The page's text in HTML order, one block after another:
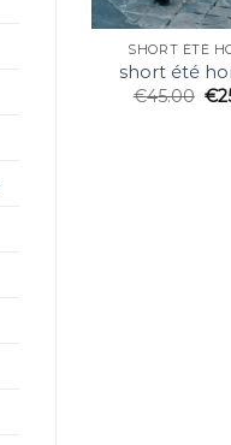
SHORT ÉTÉ
short été
€45.00 €